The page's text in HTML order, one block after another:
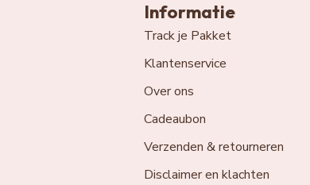
Informatie
Track je Pakket
Klantenservice
Over ons
Cadeaubon
Verzenden & retourneren
Disclaimer en klachten